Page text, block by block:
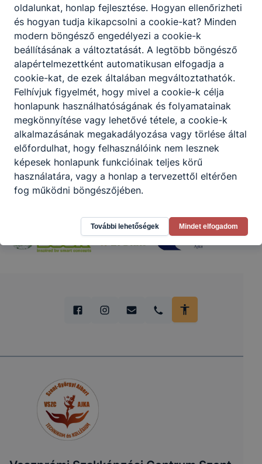
5.óra10:10 - 10:40
6.óra 10:50 - 11:20
7.óra 11:30 - 12:00
8.óra12:05 - 12:35
Partnereink
oldalunkat, honlap fejlesztése. Hogyan ellenőrizheti
és hogyan tudja kikapcsolni a cookie-kat? Minden
modern böngésző engedélyezi a cookie-k
beállításának a változtatását. A legtöbb böngésző
alapértelmezettként automatikusan elfogadja a
cookie-kat, de ezek általában megváltoztathatók.
Felhívjuk figyelmét, hogy mivel a cookie-k célja
honlapunk használhatóságának és folyamatainak
megkönnyítése vagy lehetővé tétele, a cookie-k
alkalmazásának megakadályozása vagy törlése által
előfordulhat, hogy felhasználóink nem lesznek
képesek honlapunk funkcióinak teljes körű
használatára, vagy a honlap a tervezettől eltérően
fog működni böngészőjében.
További lehetőségek Mindet elfogadom